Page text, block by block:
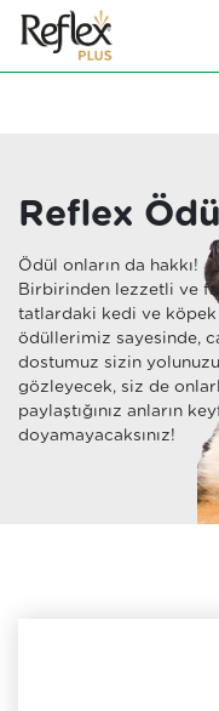
Reflex
Ödül onların da hakkı!
Birbirinden lezzetli ve
tatlardaki kedi ve köpek
ödüllerimiz sayesinde,
dostumuz sizin yolunuzu
gözleyecek, siz de
paylaştığınız anların
doyamayacaksınız!